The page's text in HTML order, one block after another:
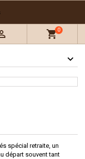
des produits à
shopping_cart0
spécial retraite, un
départ souvent tant